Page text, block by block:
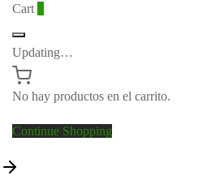
Cart
Updating…
No hay productos en el carrito.
Continue Shopping